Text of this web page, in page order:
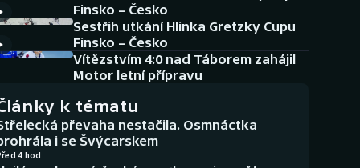
Aplikace ČT sport
AZ kvíz
Finsko – Česko
Sestřih utkání Hlinka Gretzky Cupu
Finsko – Česko
Vítězstvím 4:0 nad Táborem zahájil
Motor letní přípravu
k tématu
převaha nestačila. Osmnáctka
i se Švýcarskem
4 hod